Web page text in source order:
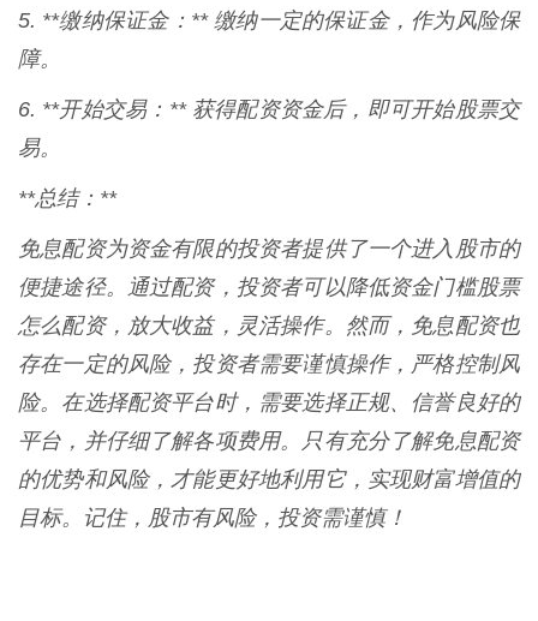
5. **缴纳保证金：** 缴纳一定的保证金，作为风险保
障。
6. **开始交易：** 获得配资资金后，即可开始股票交
易。
**总结：**
免息配资为资金有限的投资者提供了一个进入股市的
便捷途径。通过配资，投资者可以降低资金门槛股票
怎么配资，放大收益，灵活操作。然而，免息配资也
存在一定的风险，投资者需要谨慎操作，严格控制风
险。在选择配资平台时，需要选择正规、信誉良好的
平台，并仔细了解各项费用。只有充分了解免息配资
的优势和风险，才能更好地利用它，实现财富增值的
目标。记住，股市有风险，投资需谨慎！